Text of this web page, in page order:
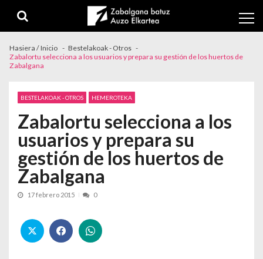
Hasiera / Inicio
Bestelakoak - Otros
Zabalortu selecciona a los usuarios y prepara su gestión de los huertos de
Zabalgana
BESTELAKOAK - OTROS HEMEROTEKA
Zabalortu selecciona a los
usuarios y prepara su
gestión de los huertos de
Zabalgana
17 febrero 2015 0